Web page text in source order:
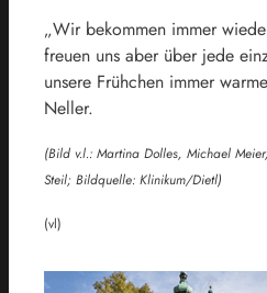
„Wir bekommen immer
freuen uns aber über jede
unsere Frühchen immer
Neller.
(Bild v.l.: Martina Dolles, Michael
Steil; Bildquelle: Klinikum/Dietl)
(vl)